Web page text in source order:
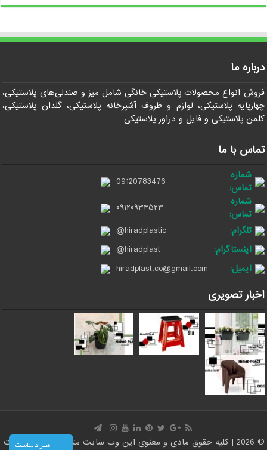
درباره ما
فروش انواع محصولات پلاستیکی خانگی شامل میز و صندلی‌های پلاستیکی،
چهارپایه پلاستیکی، لوازم و ظروف آشپزخانه پلاستیکی، گلدان پلاستیکی،
کلمن پلاستیکی و فایل و دراور پلاستیکی
تماس با ما
شماره
تماس:
09120783476
شماره
تماس:
۰۹۱۲۰۹۳۴۵۲۳
تلگرام:
@hiradplastic
اینستاگرام:
@hiradplast
ایمیل:
hiradplast.co@gmail.com
اخبار تصویری
© 2026 | کلیه حقوق مادی و معنوی این وب سایت متعلق است به سایت
هیراد پلاست